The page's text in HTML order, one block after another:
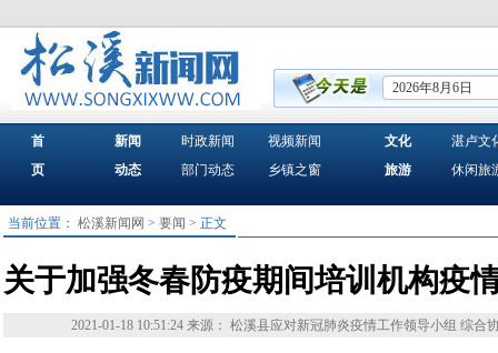
2026年8月6日
首
页
新闻
动态
时政新闻
部门动态
视频新闻
乡镇之窗
文化
旅游
湛卢文
休闲旅
当前位置：松溪新闻网 >要闻 > 正文
关于加强冬春防疫期间培训机构疫
2021-01-18 10:51:24 来源： 松溪县应对新冠肺炎疫情工作领导小组 综合